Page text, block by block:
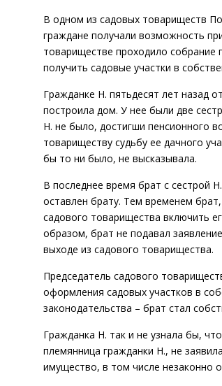
В одном из садовых товариществ
граждане получали возможность
товариществе проходило собрание
получить садовые участки в
Гражданке Н. пятьдесят лет назад
построила дом. У нее были две
Н. не было, достигши пенсионного
товариществу судьбу ее дачного
бы то ни было, не высказывала.
В последнее время брат с сестрой
оставлен брату. Тем временем
садового товарищества включить
образом, брат не подавал
выходе из садового товарищества.
Председатель садового
оформления садовых участков в
законодательства – брат стал
Гражданка Н. так и не узнала бы,
племянница гражданки Н., не
имущество, в том числе незаконно